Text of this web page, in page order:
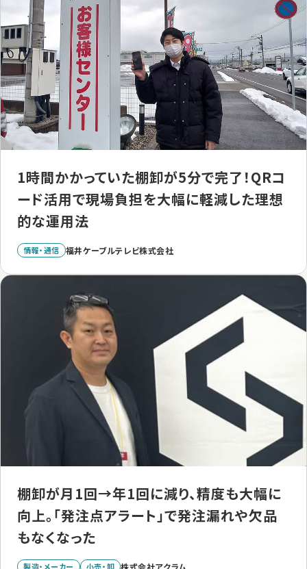
1時間かかっていた棚卸が5分で完了！QRコ
ード活用で現場負担を大幅に軽減した理想
的な運用法
情報・通信 福井ケーブルテレビ株式会社
棚卸が月1回→年1回に減り、精度も大幅に
向上。「発注点アラート」で発注漏れや欠品
もなくなった
製造・メーカー 小売・卸 株式会社アクラム